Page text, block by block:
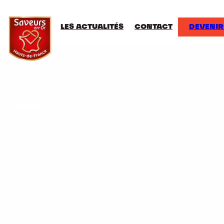
LES ACTUALITÉS CONTACT